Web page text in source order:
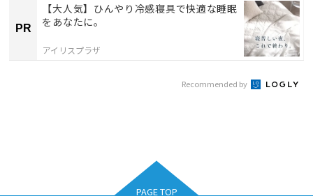
PR
【大人気】ひんやり冷感寝具で快適な睡眠
をあなたに。
アイリスプラザ
Recommended by
PAGE TOP